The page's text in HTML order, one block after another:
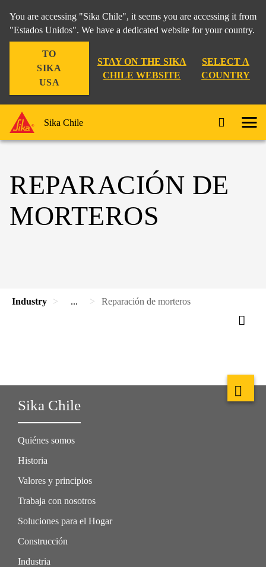
You are accessing "Sika Chile", it seems you are accessing it from
"Estados Unidos". We have a dedicated website for your country.
TO
SIKA
USA
STAY ON THE SIKA
CHILE WEBSITE
SELECT A
COUNTRY
Sika Chile
REPARACIÓN DE
MORTEROS
Industry ... Reparación de morteros
Sika Chile
Quiénes somos
Historia
Valores y principios
Trabaja con nosotros
Soluciones para el Hogar
Construcción
Industria